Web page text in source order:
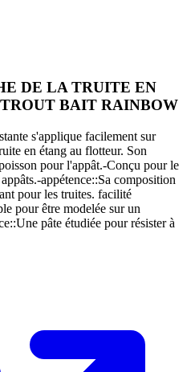
DE LA TRUITE EN
BAIT RAINBOW
s'applique facilement sur
en étang au flotteur. Son
pour l'appât.-Conçu pour le
appétence::Sa composition
pour les truites. facilité
pour être modelée sur un
pâte étudiée pour résister à